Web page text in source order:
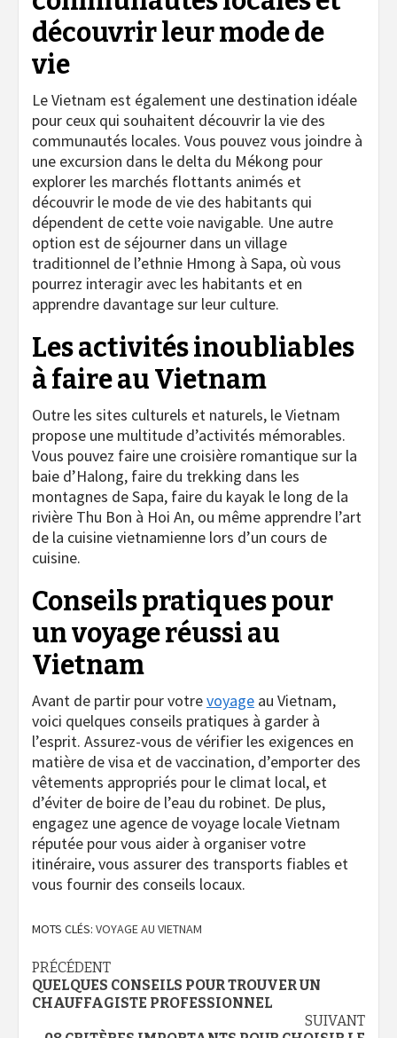
découvrir leur mode de
vie
Le Vietnam est également une destination idéale
pour ceux qui souhaitent découvrir la vie des
communautés locales. Vous pouvez vous joindre à
une excursion dans le delta du Mékong pour
explorer les marchés flottants animés et
découvrir le mode de vie des habitants qui
dépendent de cette voie navigable. Une autre
option est de séjourner dans un village
traditionnel de l’ethnie Hmong à Sapa, où vous
pourrez interagir avec les habitants et en
apprendre davantage sur leur culture.
Les activités inoubliables
à faire au Vietnam
Outre les sites culturels et naturels, le Vietnam
propose une multitude d’activités mémorables.
Vous pouvez faire une croisière romantique sur la
baie d’Halong, faire du trekking dans les
montagnes de Sapa, faire du kayak le long de la
rivière Thu Bon à Hoi An, ou même apprendre l’art
de la cuisine vietnamienne lors d’un cours de
cuisine.
Conseils pratiques pour
un voyage réussi au
Vietnam
Avant de partir pour votrevoyage au Vietnam,
voici quelques conseils pratiques à garder à
l’esprit. Assurez-vous de vérifier les exigences en
matière de visa et de vaccination, d’emporter des
vêtements appropriés pour le climat local, et
d’éviter de boire de l’eau du robinet. De plus,
engagez une agence de voyage locale Vietnam
réputée pour vous aider à organiser votre
itinéraire, vous assurer des transports fiables et
vous fournir des conseils locaux.
MOTS CLÉS: VOYAGE AU VIETNAM
Navigation
d’article
PRÉCÉDENT
QUELQUES CONSEILS POUR TROUVER UN
CHAUFFAGISTE PROFESSIONNEL
SUIVANT